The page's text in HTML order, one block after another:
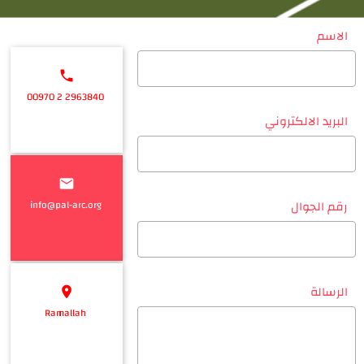
الاسم
البريد الالكتروني
رقم الجوال
الرسالة
phone
00970 2 2963840
email
info@pal-arc.org
location_on
Ramallah